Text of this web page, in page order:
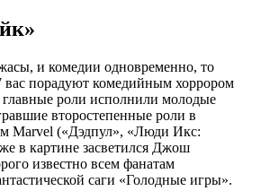
и комедии одновременно, то
порадуют комедийным хоррором
главные роли исполнили молодые
второстепенные роли в
Marvel («Дэдпул», «Люди Икс:
в картине засветился Джош
известно всем фанатам
саги «Голодные игры».